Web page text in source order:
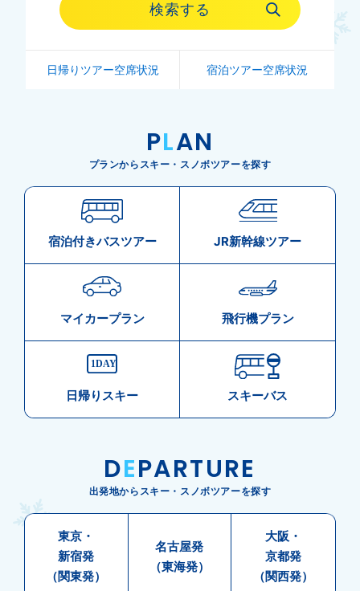
検索する
日帰りツアー空席状況 宿泊ツアー空席状況
PLAN
プランからスキー・スノボツアーを探す
宿泊付きバスツアー JR新幹線ツアー
マイカープラン 飛行機プラン
日帰りスキー スキーバス
DEPARTURE
出発地からスキー・スノボツアーを探す
東京・
新宿発
（関東発）
名古屋発
（東海発）
大阪・
京都発
（関西発）